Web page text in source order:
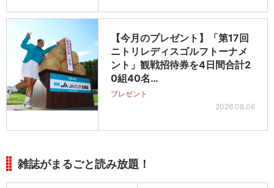
【今月のプレゼント】「第17回
ニトリレディスゴルフトーナメ
ント」観戦招待券を4日間合計2
0組40名…
プレゼント
2026.08.06
雑誌がまるごと読み放題！